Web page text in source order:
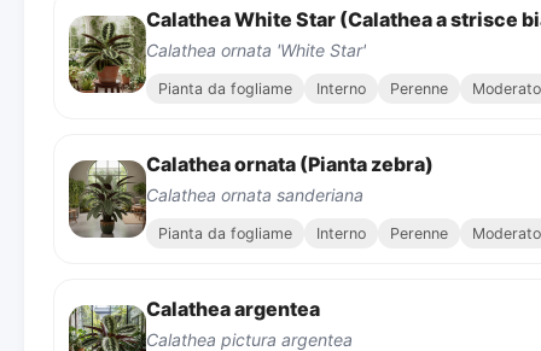
Calathea White Star (Calathea a strisce
Calathea ornata 'White Star'
Pianta da fogliame Interno Perenne Moderato
Calathea ornata (Pianta zebra)
Calathea ornata sanderiana
Pianta da fogliame Interno Perenne Moderato
Calathea argentea
Calathea pictura argentea